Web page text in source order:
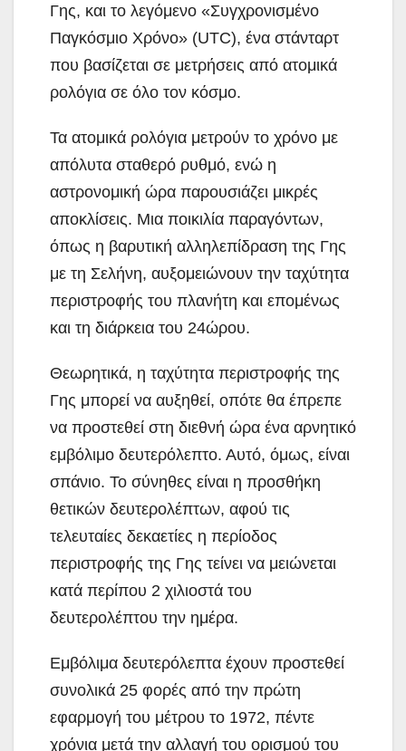
Γης, και το λεγόμενο «Συγχρονισμένο
Παγκόσμιο Χρόνο» (UTC), ένα στάνταρτ
που βασίζεται σε μετρήσεις από ατομικά
ρολόγια σε όλο τον κόσμο.
Τα ατομικά ρολόγια μετρούν το χρόνο με
απόλυτα σταθερό ρυθμό, ενώ η
αστρονομική ώρα παρουσιάζει μικρές
αποκλίσεις. Μια ποικιλία παραγόντων,
όπως η βαρυτική αλληλεπίδραση της Γης
με τη Σελήνη, αυξομειώνουν την ταχύτητα
περιστροφής του πλανήτη και επομένως
και τη διάρκεια του 24ώρου.
Θεωρητικά, η ταχύτητα περιστροφής της
Γης μπορεί να αυξηθεί, οπότε θα έπρεπε
να προστεθεί στη διεθνή ώρα ένα αρνητικό
εμβόλιμο δευτερόλεπτο. Αυτό, όμως, είναι
σπάνιο. Το σύνηθες είναι η προσθήκη
θετικών δευτερολέπτων, αφού τις
τελευταίες δεκαετίες η περίοδος
περιστροφής της Γης τείνει να μειώνεται
κατά περίπου 2 χιλιοστά του
δευτερολέπτου την ημέρα.
Εμβόλιμα δευτερόλεπτα έχουν προστεθεί
συνολικά 25 φορές από την πρώτη
εφαρμογή του μέτρου το 1972, πέντε
χρόνια μετά την αλλαγή του ορισμού του